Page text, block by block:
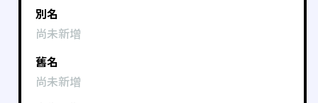
別名
尚未新增
舊名
尚未新增